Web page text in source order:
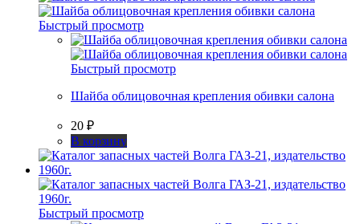
Быстрый просмотр
Быстрый просмотр
Шайба облицовочная крепления обивки салона
20 ₽
В корзину
Быстрый просмотр